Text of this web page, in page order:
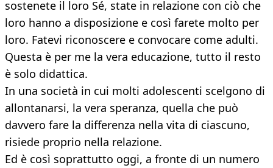
sostenete il loro Sé, state in relazione con ciò che
loro hanno a disposizione e così farete molto per
loro. Fatevi riconoscere e convocare come adulti.
Questa è per me la vera educazione, tutto il resto
è solo didattica.
In una società in cui molti adolescenti scelgono di
allontanarsi, la vera speranza, quella che può
davvero fare la differenza nella vita di ciascuno,
risiede proprio nella relazione.
Ed è così soprattutto oggi, a fronte di un numero